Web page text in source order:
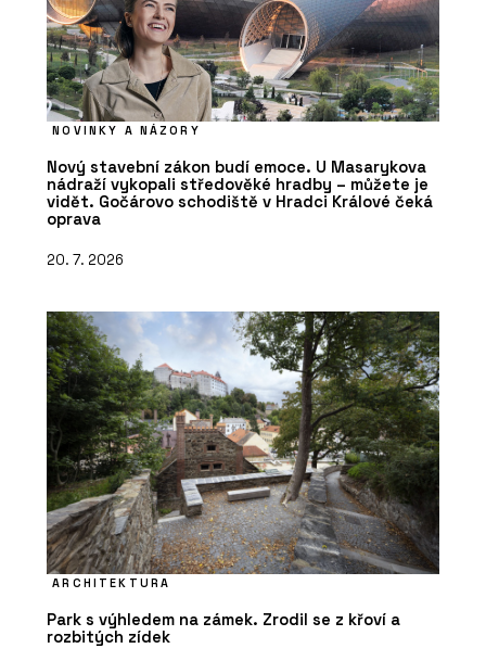
NOVINKY A NÁZORY
Nový stavební zákon budí emoce. U Masarykova
nádraží vykopali středověké hradby – můžete je
vidět. Gočárovo schodiště v Hradci Králové čeká
oprava
20. 7. 2026
ARCHITEKTURA
Park s výhledem na zámek. Zrodil se z křoví a
rozbitých zídek